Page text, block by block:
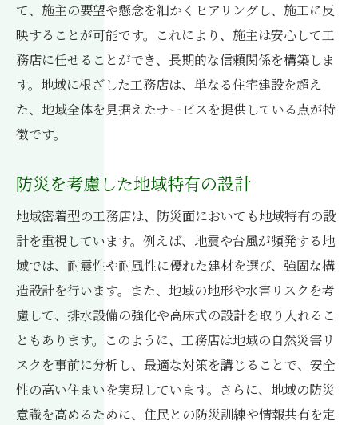
の安心感を得る方法
地域密着型工務店の選び方ガイド
信頼できる工務店を選ぶポイント
地域特有のニーズに応える工務店とは
自身のライフスタイルに合う工務店選び
評価と口コミを活用した地域密着型工務店の選
定方法
口コミから見る工務店の実態
評価が示す工務店の信頼性
地元での評判を確認する手段
顧客の声をもとにした工務店選び
評価基準を知って正しく選ぶ
地域評判を活かした工務店選定のコツ
て、施主の要望や懸念を細かくヒアリングし、施工に反
映することが可能です。これにより、施主は安心して工
務店に任せることができ、長期的な信頼関係を構築しま
す。地域に根ざした工務店は、単なる住宅建設を超え
た、地域全体を見据えたサービスを提供している点が特
徴です。
防災を考慮した地域特有の設計
地域密着型の工務店は、防災面においても地域特有の設
計を重視しています。例えば、地震や台風が頻発する地
域では、耐震性や耐風性に優れた建材を選び、強固な構
造設計を行います。また、地域の地形や水害リスクを考
慮して、排水設備の強化や高床式の設計を取り入れるこ
ともあります。このように、工務店は地域の自然災害リ
スクを事前に分析し、最適な対策を講じることで、安全
性の高い住まいを実現しています。さらに、地域の防災
意識を高めるために、住民との防災訓練や情報共有を定